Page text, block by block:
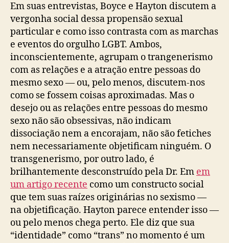
Em suas entrevistas, Boyce e Hayton discutem a
vergonha social dessa propensão sexual
particular e como isso contrasta com as marchas
e eventos do orgulho LGBT. Ambos,
inconscientemente, agrupam o trangenerismo
com as relações e a atração entre pessoas do
mesmo sexo — ou, pelo menos, discutem-nos
como se fossem coisas aproximadas. Mas o
desejo ou as relações entre pessoas do mesmo
sexo não são obsessivas, não indicam
dissociação nem a encorajam, não são fetiches
nem necessariamente objetificam ninguém. O
transgenerismo, por outro lado, é
brilhantemente desconstruído pela Dr. Em em
um artigo recente como um constructo social
que tem suas raízes originárias no sexismo —
na objetificação. Hayton parece entender isso —
ou pelo menos chega perto. Ele diz que sua
“identidade” como “trans” no momento é um